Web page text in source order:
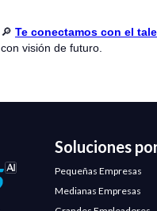
🔎 Te conectamos con el
con visión de futuro.
Soluciones
Pequeñas Empresas
Medianas Empresas